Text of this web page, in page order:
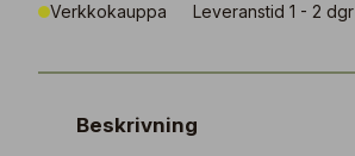
Verkkokauppa Leveranstid 1 - 2 dgr
Beskrivning